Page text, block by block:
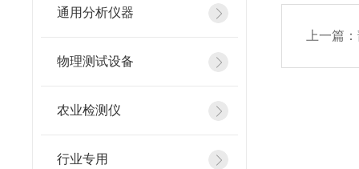
通用分析仪器
物理测试设备
农业检测仪
行业专用
上一篇：